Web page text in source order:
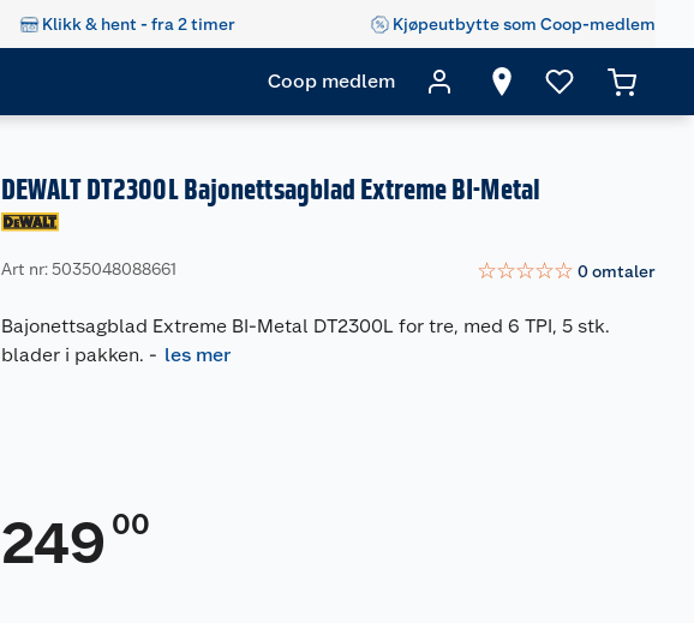
Klikk & hent - fra 2 timer Kjøpeutbytte som Coop-medlem
Coop medlem
DEWALT DT2300L Bajonettsagblad Extreme BI-Metal
Art nr: 5035048088661 ☆☆☆☆☆ 0omtaler
Bajonettsagblad Extreme BI-Metal DT2300L for tre, med 6 TPI, 5 stk.
blader i pakken. - les mer
249 00